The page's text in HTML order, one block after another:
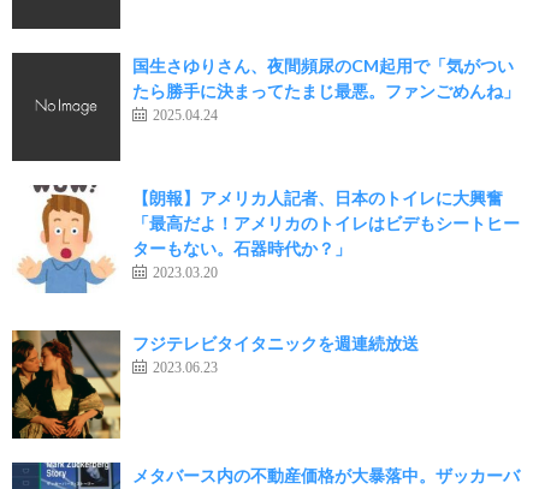
国生さゆりさん、夜間頻尿のCM起用で「気がつい
たら勝手に決まってたまじ最悪。ファンごめんね」
2025.04.24
【朗報】アメリカ人記者、日本のトイレに大興奮
「最高だよ！アメリカのトイレはビデもシートヒー
ターもない。石器時代か？」
2023.03.20
フジテレビタイタニックを週連続放送
2023.06.23
メタバース内の不動産価格が大暴落中。ザッカーバ